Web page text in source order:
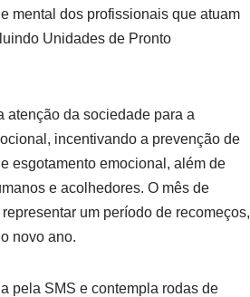
mental dos profissionais que atuam
Unidades de Pronto
atenção da sociedade para a
incentivando a prevenção de
esgotamento emocional, além de
e acolhedores. O mês de
um período de recomeços,
novo ano.
pela SMS e contempla rodas de